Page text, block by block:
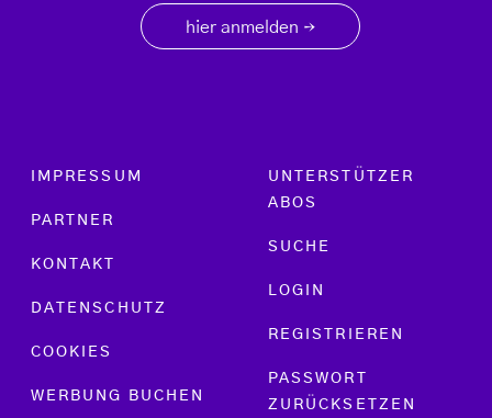
hier anmelden →
Footer menu
IMPRESSUM
PARTNER
KONTAKT
DATENSCHUTZ
COOKIES
WERBUNG BUCHEN
UNTERSTÜTZER
ABOS
SUCHE
LOGIN
REGISTRIEREN
PASSWORT
ZURÜCKSETZEN